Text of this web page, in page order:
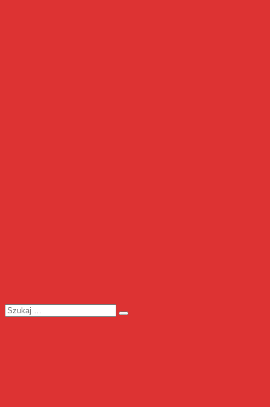
Szukaj:
Szukaj